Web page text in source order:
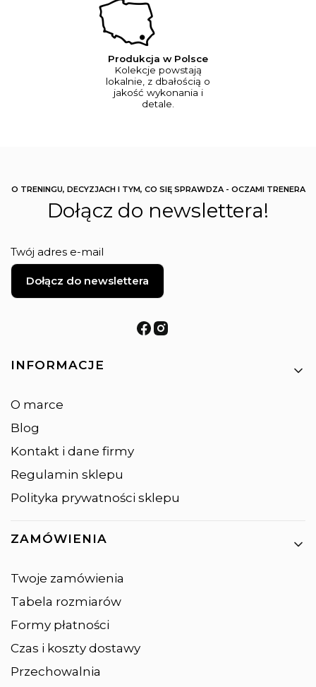
Produkcja w Polsce
Kolekcje powstają
lokalnie, z dbałością o
jakość wykonania i
detale.
O TRENINGU, DECYZJACH I TYM, CO SIĘ SPRAWDZA - OCZAMI TRENERA
Dołącz do newslettera!
Twój adres e-mail
Dołącz do newslettera
Linki w stopce
INFORMACJE
O marce
Blog
Kontakt i dane firmy
Regulamin sklepu
Polityka prywatności sklepu
ZAMÓWIENIA
Twoje zamówienia
Tabela rozmiarów
Formy płatności
Czas i koszty dostawy
Przechowalnia